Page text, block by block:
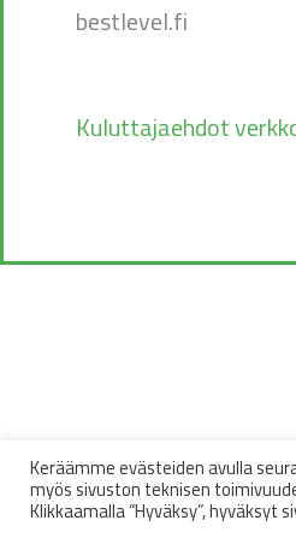
bestlevel.fi
Kuluttajaehdot
Keräämme evästeiden avulla
myös sivuston teknisen
Klikkaamalla “Hyväksy”, hyväksyt